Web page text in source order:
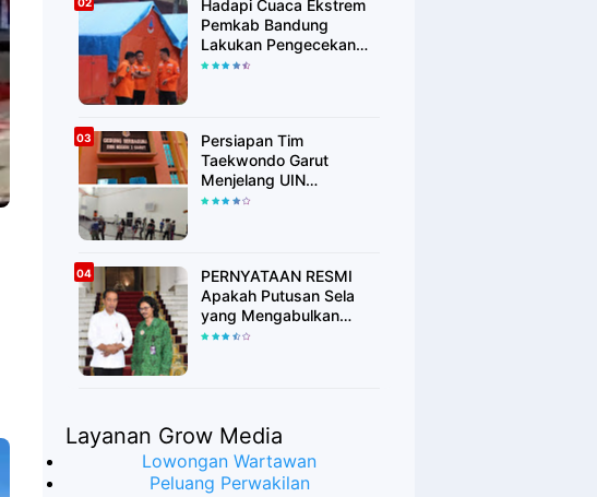
Hadapi Cuaca Ekstrem
Pemkab Bandung
Lakukan Pengecekan
Peralatan Kebencanaan
Persiapan Tim
Taekwondo Garut
Menjelang UIN
Championship 6
PERNYATAAN RESMI
Apakah Putusan Sela
yang Mengabulkan
Eksepsi dr. Tifa
Palsu? Maret Samuel
Sueken: Belum Tentu
Layanan Grow Media
Lowongan Wartawan
Peluang Perwakilan